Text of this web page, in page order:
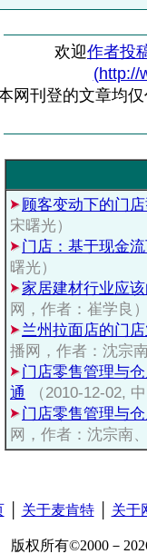
欢迎作者投
(http://
网刊登的文章均
顾客变动下的门
宋曙光）
门店：基于现金
曙光）
家居建材行业应
网，作者：崔学良
兰州拉面店的门
播网，作者：沈宗
门店零售管理与
通
（2010-12-02,
门店零售管理与
网，作者：沈宗南
│ 关于麦肯特│ 关于
版权所有©2000－